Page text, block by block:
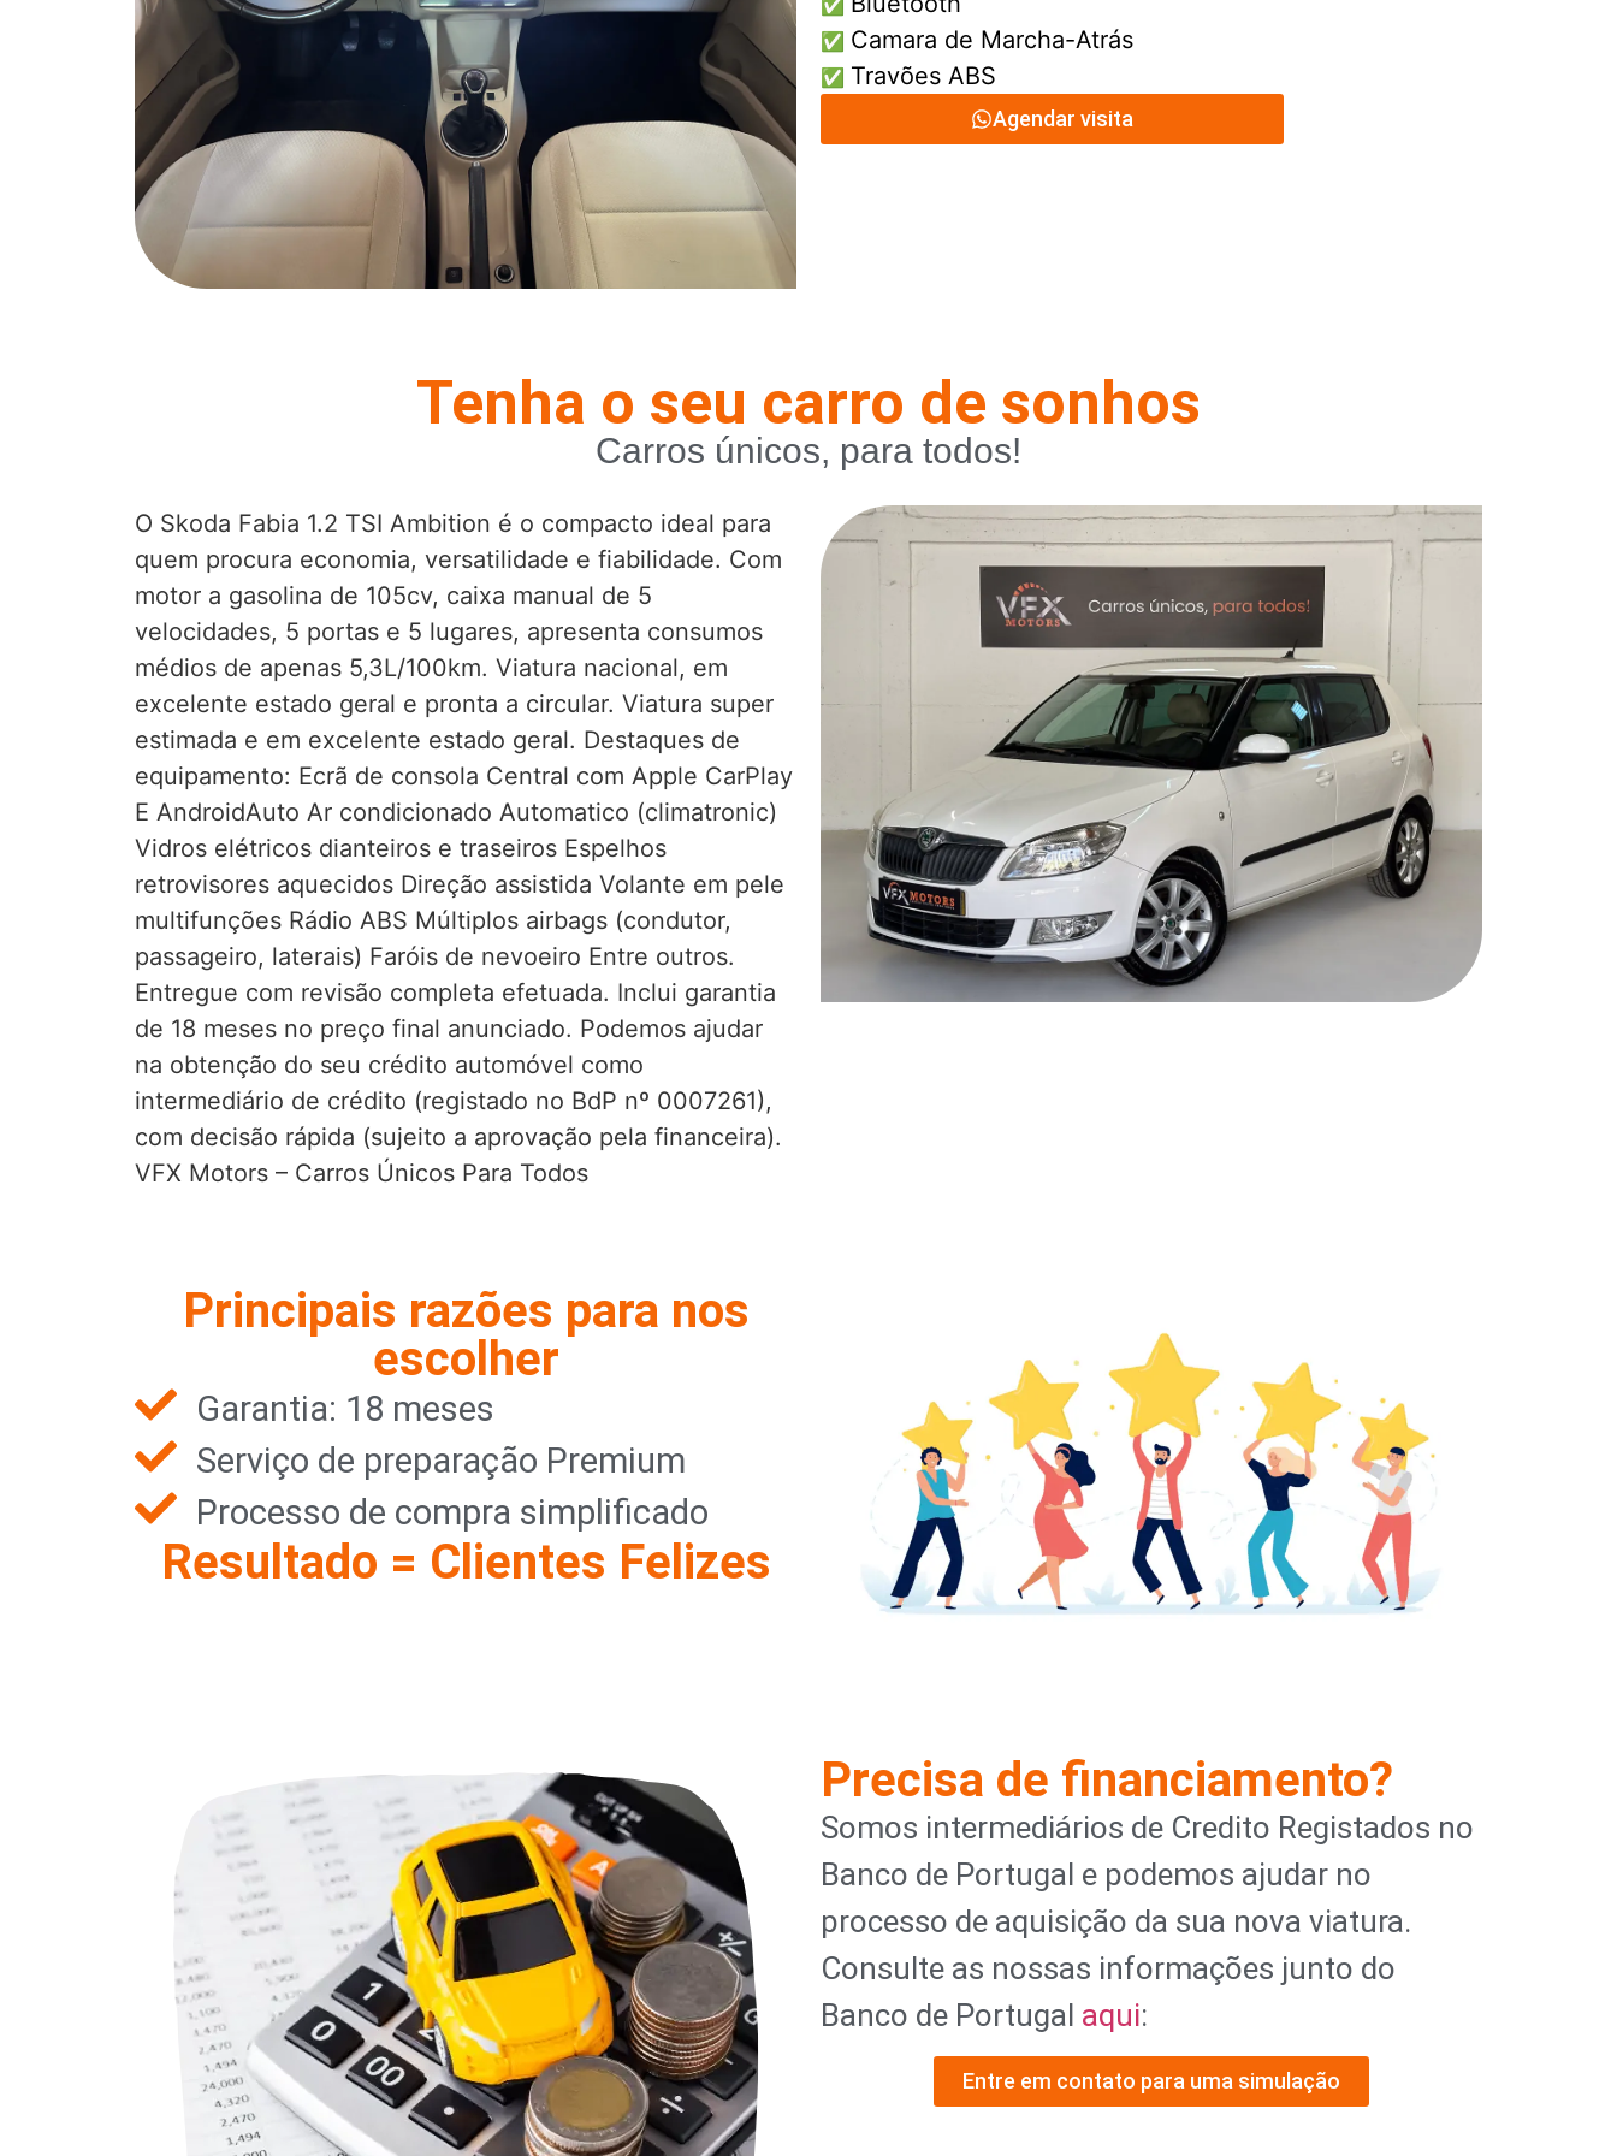
✅ Camara de Marcha-Atrás
✅ Travões ABS
Agendar visita
Tenha o seu carro de sonhos
Carros únicos, para todos!
O Skoda Fabia 1.2 TSI Ambition é o compacto ideal para
quem procura economia, versatilidade e fiabilidade. Com
motor a gasolina de 105cv, caixa manual de 5
velocidades, 5 portas e 5 lugares, apresenta consumos
médios de apenas 5,3L/100km. Viatura nacional, em
excelente estado geral e pronta a circular. Viatura super
estimada e em excelente estado geral. Destaques de
equipamento: Ecrã de consola Central com Apple CarPlay
E AndroidAuto Ar condicionado Automatico (climatronic)
Vidros elétricos dianteiros e traseiros Espelhos
retrovisores aquecidos Direção assistida Volante em pele
multifunções Rádio ABS Múltiplos airbags (condutor,
passageiro, laterais) Faróis de nevoeiro Entre outros.
Entregue com revisão completa efetuada. Inclui garantia
de 18 meses no preço final anunciado. Podemos ajudar
na obtenção do seu crédito automóvel como
intermediário de crédito (registado no BdP nº 0007261),
com decisão rápida (sujeito a aprovação pela financeira).
VFX Motors – Carros Únicos Para Todos
Principais razões para nos
escolher
Garantia: 18 meses
Serviço de preparação Premium
Processo de compra simplificado
Resultado = Clientes Felizes
Precisa de financiamento?
Somos intermediários de Credito Registados no
Banco de Portugal e podemos ajudar no
processo de aquisição da sua nova viatura.
Consulte as nossas informações junto do
Banco de Portugal aqui:
Entre em contato para uma simulação